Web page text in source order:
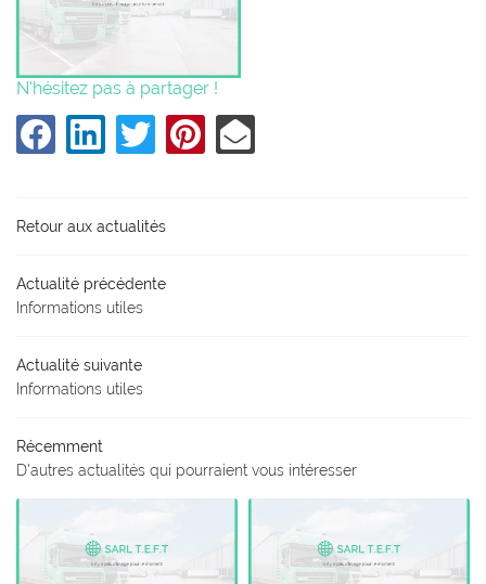
- ENGAGEMENT
AVIS
ACTUALITÉS
N'hésitez pas à partager !
Retour aux actualités
Actualité précédente
Informations utiles
Actualité suivante
Informations utiles
Récemment
D'autres actualités qui pourraient vous intéresser